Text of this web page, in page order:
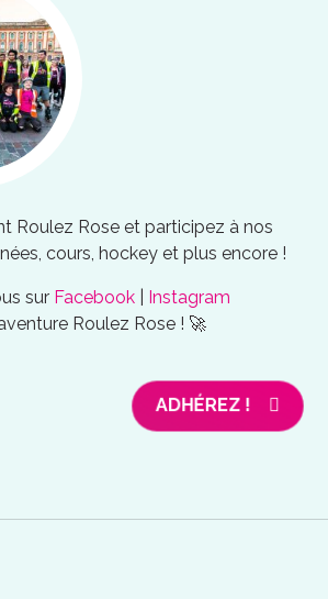
Roulez Rose et participez à nos
cours, hockey et plus encore !
sur Facebook
Instagram
Roulez Rose ! 🚀
ADHÉREZ !